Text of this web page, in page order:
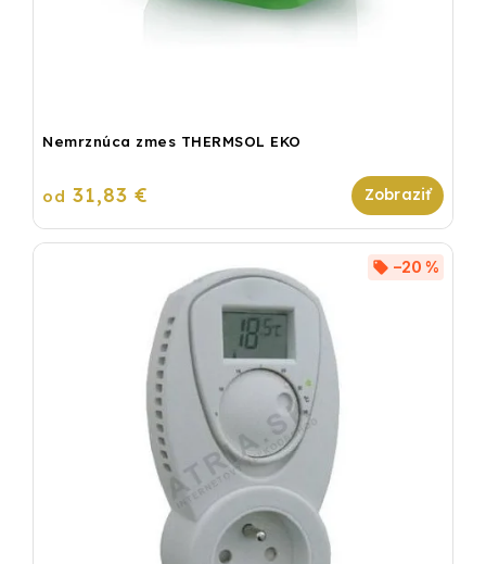
Nemrznúca zmes THERMSOL EKO
od 31,83 €
–20 %